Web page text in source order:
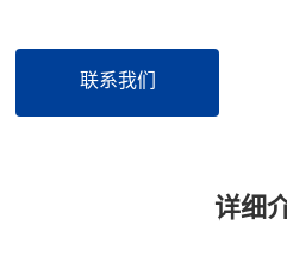
联系我们
详细